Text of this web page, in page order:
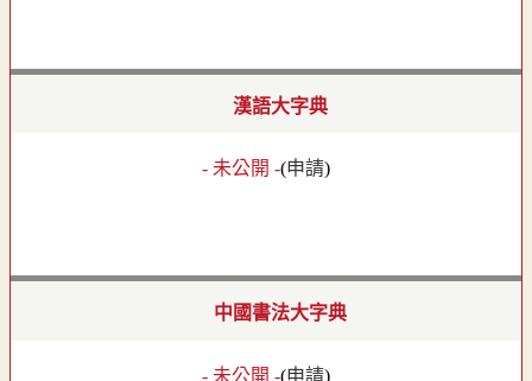
漢語大字典
- 未公開 -(申請)
中國書法大字典
- 未公開 -(申請)